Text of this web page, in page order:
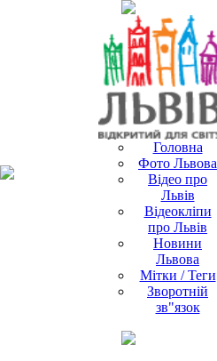
Головна
Фото Львова
Відео про
Львів
Відеокліпи
про Львів
Новини
Львова
Мітки / Теги
Зворотній
зв"язок